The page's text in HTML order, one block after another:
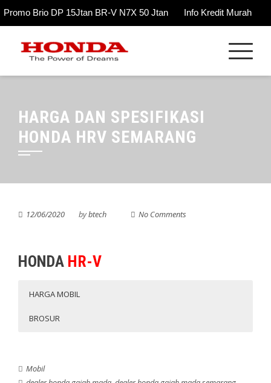
Promo Brio DP 15Jtan BR-V N7X 50 Jtan Info Kredit Murah
HARGA DAN SPESIFIKASI
HONDA HRV SEMARANG
12/06/2020 bybtech No Comments
HONDA HR-V
HARGA MOBIL
BROSUR
Mobil